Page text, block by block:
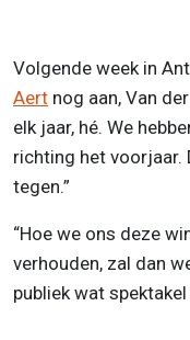
Volgende week in
Aert nog aan, Van
elk jaar, hé. We
richting het voorjaar.
tegen.”
“Hoe we ons deze
verhouden, zal dan
publiek wat